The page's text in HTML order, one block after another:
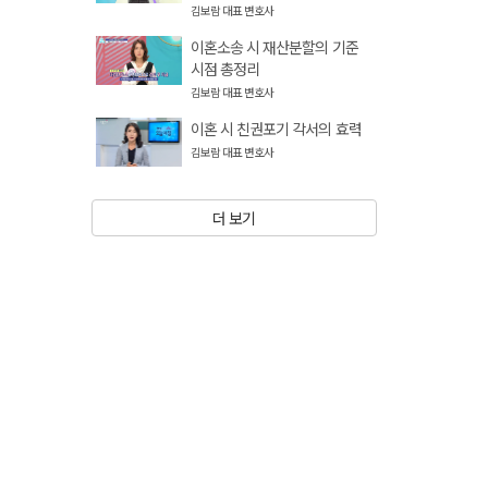
김보람 대표 변호사
이혼소송 시 재산분할의 기준
시점 총정리
김보람 대표 변호사
이혼 시 친권포기 각서의 효력
김보람 대표 변호사
더 보기